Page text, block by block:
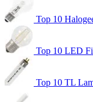
Top 10
Top 10 LED
Top 10 TL